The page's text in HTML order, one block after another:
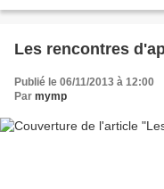
Les rencontres
Publié le 06/11/2013 à 12:00
Par mymp